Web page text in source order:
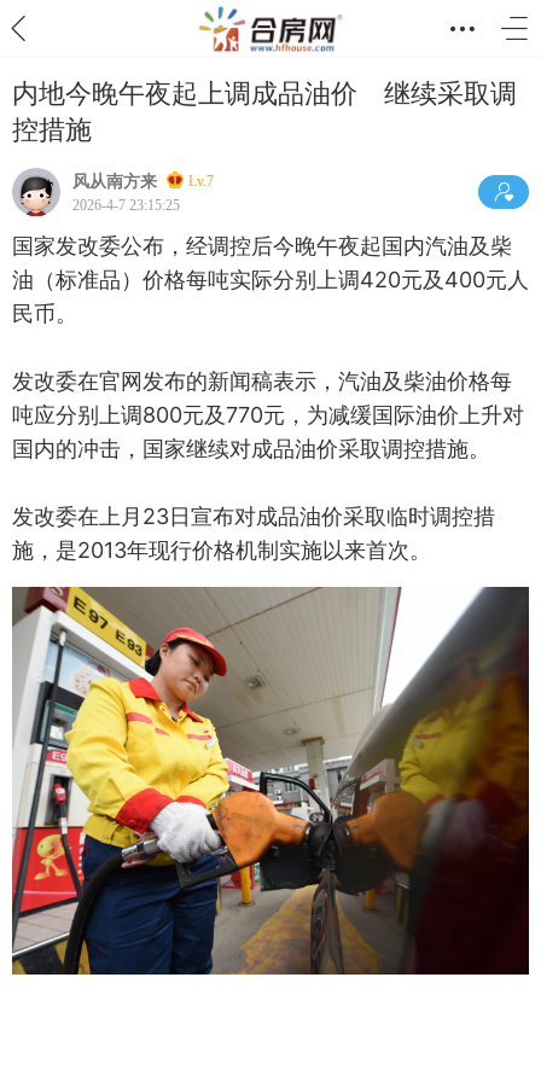
内地今晚午夜起上调成品油价 继续采取调
控措施
风从南方来
Lv.7
2026-4-7 23:15:25
国家发改委公布，经调控后今晚午夜起国内汽油及柴
油（标准品）价格每吨实际分别上调420元及400元人
民币。
发改委在官网发布的新闻稿表示，汽油及柴油价格每
吨应分别上调800元及770元，为减缓国际油价上升对
国内的冲击，国家继续对成品油价采取调控措施。
发改委在上月23日宣布对成品油价采取临时调控措
施，是2013年现行价格机制实施以来首次。